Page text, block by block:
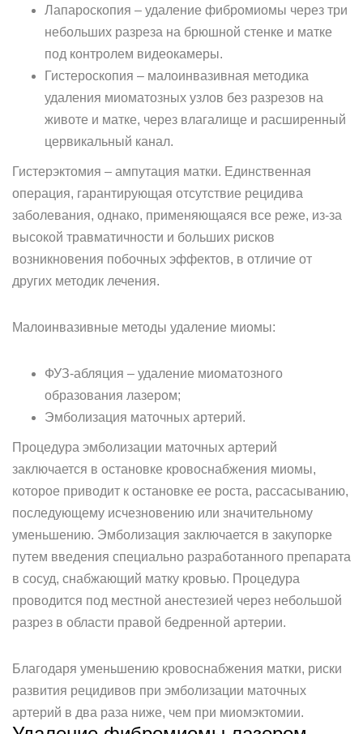
Лапароскопия – удаление фибромиомы через три
небольших разреза на брюшной стенке и матке
под контролем видеокамеры.
Гистероскопия – малоинвазивная методика
удаления миоматозных узлов без разрезов на
животе и матке, через влагалище и расширенный
цервикальный канал.
Гистерэктомия – ампутация матки. Единственная
операция, гарантирующая отсутствие рецидива
заболевания, однако, применяющаяся все реже, из-за
высокой травматичности и больших рисков
возникновения побочных эффектов, в отличие от
других методик лечения.
Малоинвазивные методы удаление миомы:
ФУЗ-абляция – удаление миоматозного
образования лазером;
Эмболизация маточных артерий.
Процедура эмболизации маточных артерий
заключается в остановке кровоснабжения миомы,
которое приводит к остановке ее роста, рассасыванию,
последующему исчезновению или значительному
уменьшению. Эмболизация заключается в закупорке
путем введения специально разработанного препарата
в сосуд, снабжающий матку кровью. Процедура
проводится под местной анестезией через небольшой
разрез в области правой бедренной артерии.
Благодаря уменьшению кровоснабжения матки, риски
развития рецидивов при эмболизации маточных
артерий в два раза ниже, чем при миомэктомии.